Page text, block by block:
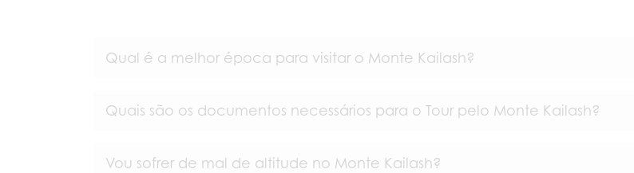
Qual é a melhor época para visitar o Monte Kailash?
Quais são os documentos necessários para o Tour pelo Monte Kailash?
Vou sofrer de mal de altitude no Monte Kailash?